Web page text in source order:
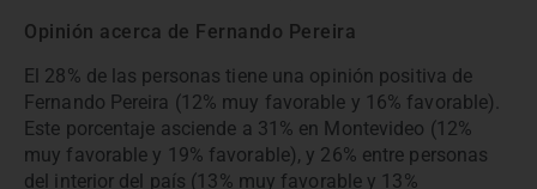
Opinión acerca de Fernando Pereira
El 28% de las personas tiene una opinión positiva de
Fernando Pereira (12% muy favorable y 16% favorable).
Este porcentaje asciende a 31% en Montevideo (12%
muy favorable y 19% favorable), y 26% entre personas
del interior del país (13% muy favorable y 13%